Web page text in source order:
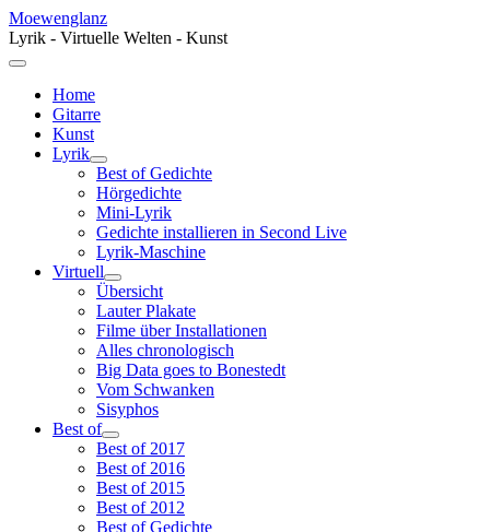
Moewenglanz
Lyrik - Virtuelle Welten - Kunst
Home
Gitarre
Kunst
Lyrik
Best of Gedichte
Hörgedichte
Mini-Lyrik
Gedichte installieren in Second Live
Lyrik-Maschine
Virtuell
Übersicht
Lauter Plakate
Filme über Installationen
Alles chronologisch
Big Data goes to Bonestedt
Vom Schwanken
Sisyphos
Best of
Best of 2017
Best of 2016
Best of 2015
Best of 2012
Best of Gedichte